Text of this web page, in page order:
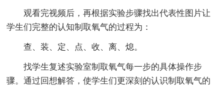
观看完视频后，再根据实验步骤找出代表性图片让
学生们完整的认知制取氧气的过程为：
查、装、定、点、收、离、熄。
找学生复述实验室制取氧气每一步的具体操作步
骤。通过回想解答，使学生们更深刻的认识制取氧气的